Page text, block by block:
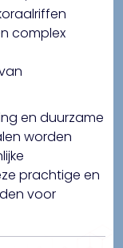
complex
en duurzame
worden
prachtige en
voor